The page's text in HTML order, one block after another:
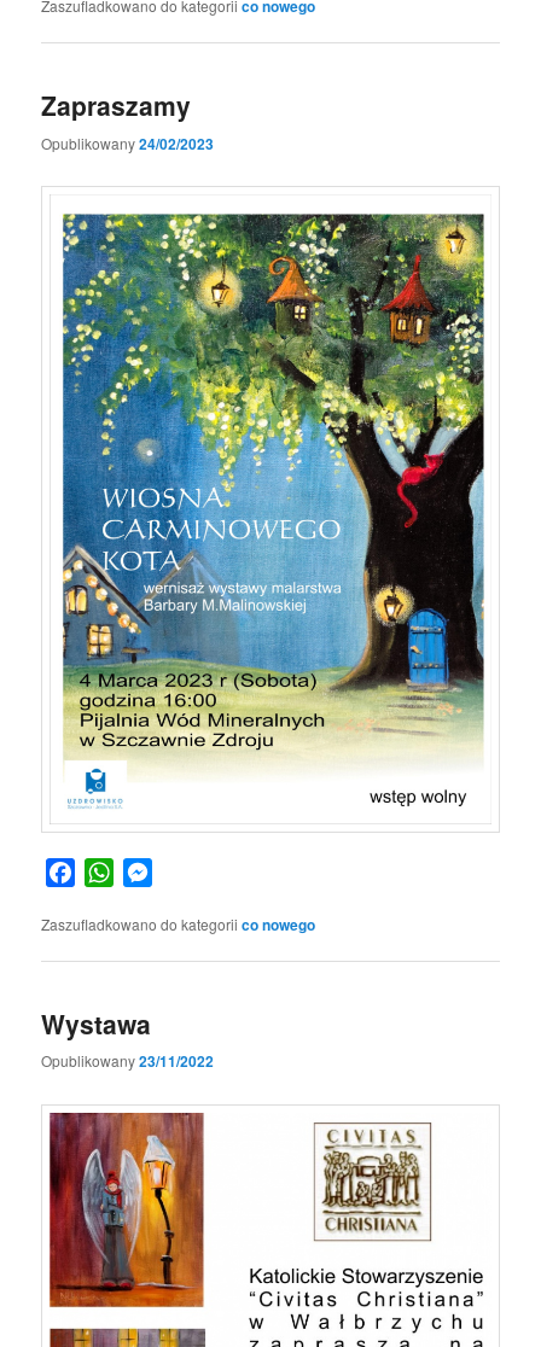
Zaszufladkowano do kategorii co nowego
Zapraszamy
Opublikowany24/02/2023
FacebookWhatsApp
Zaszufladkowano do kategorii co nowego
Wystawa
Opublikowany23/11/2022